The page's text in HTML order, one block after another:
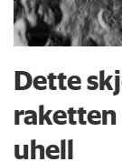
Dette
uhell